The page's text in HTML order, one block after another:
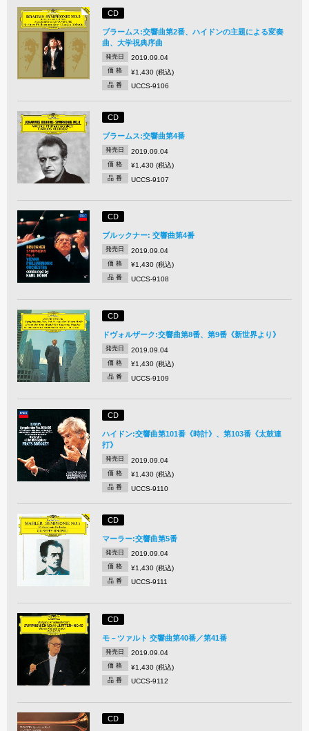
CD
ブラームス:交響曲第2番、ハイドンの主題による変奏
曲、大学祝典序曲
発売日 2019.09.04
価 格 ¥1,430 (税込)
品 番 UCCS-9106
CD
ブラームス:交響曲第4番
発売日 2019.09.04
価 格 ¥1,430 (税込)
品 番 UCCS-9107
CD
ブルックナー: 交響曲第4番
発売日 2019.09.04
価 格 ¥1,430 (税込)
品 番 UCCS-9108
CD
ドヴォルザーク:交響曲第8番、第9番《新世界より》
発売日 2019.09.04
価 格 ¥1,430 (税込)
品 番 UCCS-9109
CD
ハイドン:交響曲第101番《時計》、第103番《太鼓連
打》
発売日 2019.09.04
価 格 ¥1,430 (税込)
品 番 UCCS-9110
CD
マーラー:交響曲第5番
発売日 2019.09.04
価 格 ¥1,430 (税込)
品 番 UCCS-9111
CD
モ－ツァルト 交響曲第40番／第41番
発売日 2019.09.04
価 格 ¥1,430 (税込)
品 番 UCCS-9112
CD